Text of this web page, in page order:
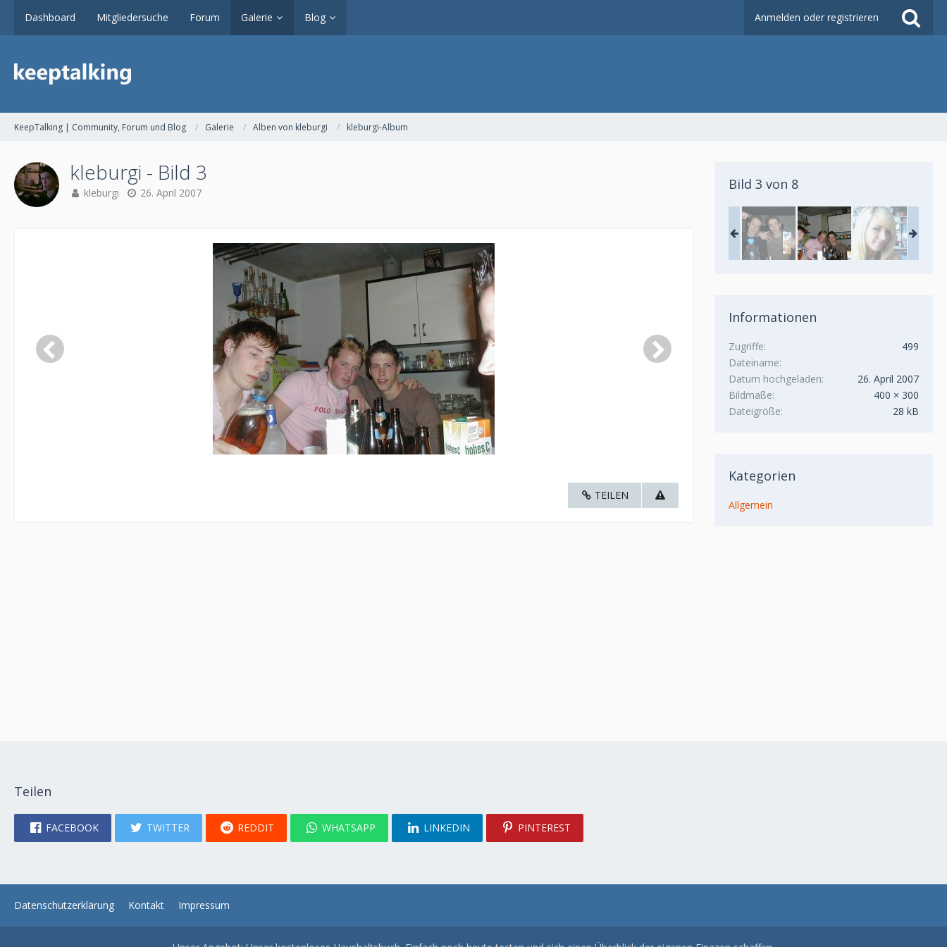
Dashboard Mitgliedersuche Forum Galerie Blog Anmelden oder registrieren
KeepTalking | Community, Forum und Blog Galerie Alben von kleburgi kleburgi-Album
kleburgi - Bild 3
kleburgi 26. April 2007
TEILEN
Bild 3 von 8
Informationen
Zugriffe
499
Dateiname
Datum hochgeladen
26. April 2007
Bildmaße
400 × 300
Dateigröße
28 kB
Kategorien
Allgemein
Teilen
FACEBOOK TWITTER REDDIT WHATSAPP LINKEDIN PINTEREST
Datenschutzerklärung Kontakt Impressum